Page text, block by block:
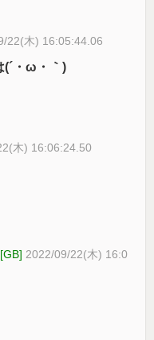
22(木) 16:05:44.06
(´・ω・｀)
木) 16:06:24.50
2022/09/22(木) 16:0